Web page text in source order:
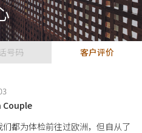
号码 客户评价
Couple
们都为体检前往过欧洲，但自从了